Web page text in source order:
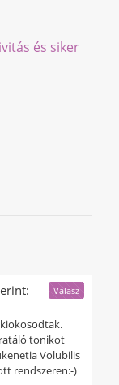
és siker
tonikot
Volubilis
rendszeren:-)
Válasz